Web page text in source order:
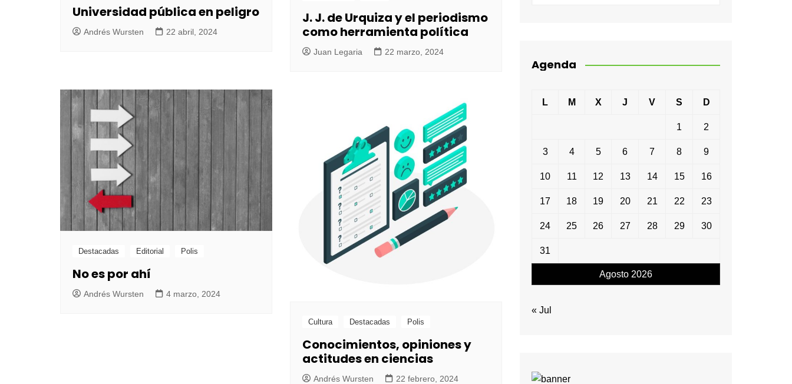
Universidad pública en peligro
Andrés Wursten 22 abril, 2024
J. J. de Urquiza y el periodismo
como herramienta política
Juan Legaria 22 marzo, 2024
Destacadas Editorial Polis
No es por ahí
Andrés Wursten 4 marzo, 2024
Cultura Destacadas Polis
Conocimientos, opiniones y
actitudes en ciencias
Andrés Wursten 22 febrero, 2024
Agenda
Agosto 2026
L M X J V S D
1 2
3 4 5 6 7 8 9
10 11 12 13 14 15 16
17 18 19 20 21 22 23
24 25 26 27 28 29 30
31
« Jul